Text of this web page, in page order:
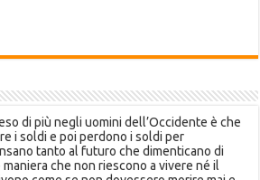
di più negli uomini dell’Occidente è che
i soldi e poi perdono i soldi per
tanto al futuro che dimenticano di
che non riescono a vivere né il